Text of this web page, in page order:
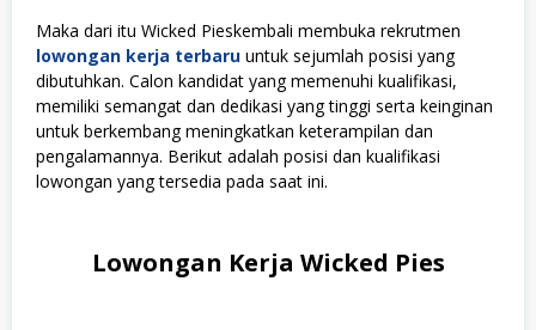
Maka dari itu Wicked Pieskembali membuka rekrutmen
lowongan kerja terbaru untuk sejumlah posisi yang
dibutuhkan. Calon kandidat yang memenuhi kualifikasi,
memiliki semangat dan dedikasi yang tinggi serta keinginan
untuk berkembang meningkatkan keterampilan dan
pengalamannya. Berikut adalah posisi dan kualifikasi
lowongan yang tersedia pada saat ini.
Lowongan Kerja Wicked Pies